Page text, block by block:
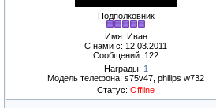
Подполковник
Имя: Иван
С нами с: 12.03.2011
Сообщений: 122
Награды: 1
Модель телефона: s75v47, philips w732
Статус: Offline